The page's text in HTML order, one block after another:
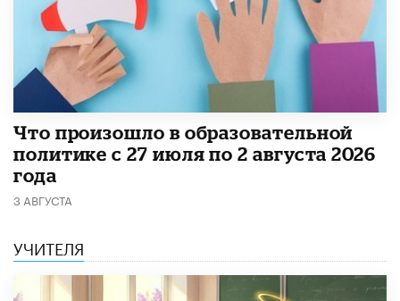
​Что произошло в образовательной
политике с 27 июля по 2 августа 2026
года
3 АВГУСТА
УЧИТЕЛЯ